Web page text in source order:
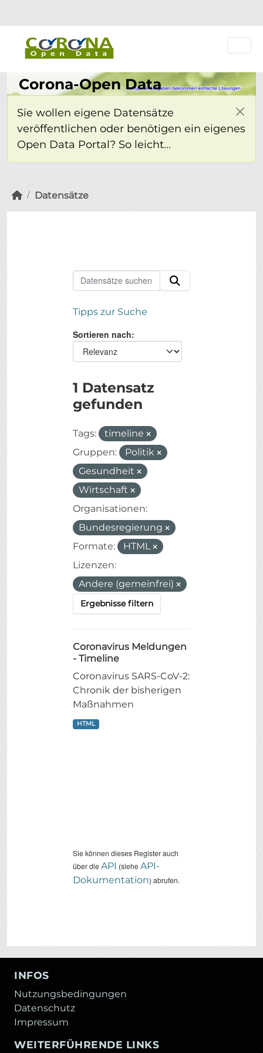
Corona-Open Data
Sie wollen eigene Datensätze
veröffentlichen oder benötigen ein eigenes
Open Data Portal? So leicht...
Datensätze
Tipps zur Suche
Sortieren nach
1 Datensatz
gefunden
Tags:
timeline
Gruppen:
Politik
Gesundheit
Wirtschaft
Organisationen:
Bundesregierung
Formate:
HTML
Lizenzen:
Andere (gemeinfrei)
Ergebnisse filtern
Coronavirus Meldungen
- Timeline
Coronavirus SARS-CoV-2:
Chronik der bisherigen
Maßnahmen
HTML
Sie können dieses Register auch
über dieAPI (sieheAPI-
Dokumentation) abrufen.
INFOS
Nutzungsbedingungen
Datenschutz
Impressum
WEITERFÜHRENDE LINKS